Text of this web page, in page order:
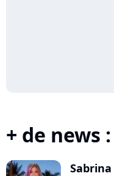
+ de news :